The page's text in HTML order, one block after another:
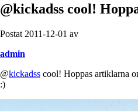
@kickadss cool!
Postat 2011-12-01 av
admin
@kickadss cool! Hoppas artiklarna
:)